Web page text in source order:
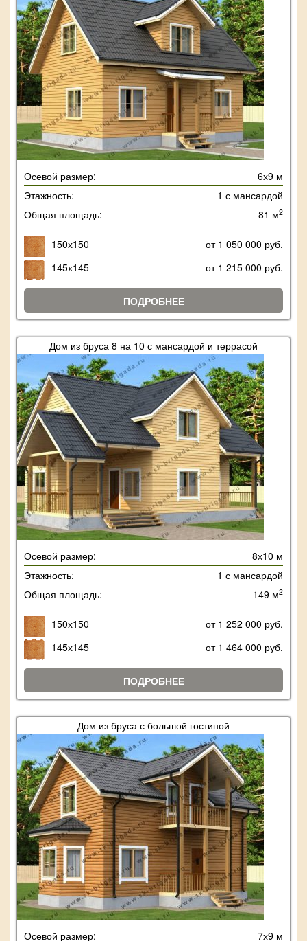
Осевой размер:
6х9 м
Этажность:
1 с мансардой
Общая площадь:
81 м2
150х150
от 1 050 000 руб.
145х145
от 1 215 000 руб.
ПОДРОБНЕЕ
Дом из бруса 8 на 10 с мансардой и террасой
Осевой размер:
8х10 м
Этажность:
1 с мансардой
Общая площадь:
149 м2
150х150
от 1 252 000 руб.
145х145
от 1 464 000 руб.
ПОДРОБНЕЕ
Дом из бруса с большой гостиной
Осевой размер: 7х9 м